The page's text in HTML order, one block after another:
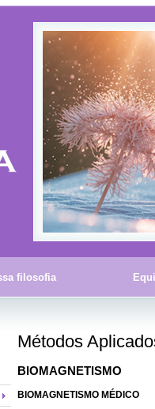
filosofia
Métodos
BIOMAGNETISMO
BIOMAGNETISMO MÉDICO